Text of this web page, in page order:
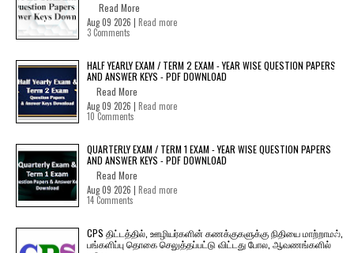
Read More
Aug 09 2026 | Read more
3 Comments
HALF YEARLY EXAM / TERM 2 EXAM - YEAR WISE QUESTION PAPERS
AND ANSWER KEYS - PDF DOWNLOAD
Read More
Aug 09 2026 | Read more
10 Comments
QUARTERLY EXAM / TERM 1 EXAM - YEAR WISE QUESTION PAPERS
AND ANSWER KEYS - PDF DOWNLOAD
Read More
Aug 09 2026 | Read more
14 Comments
CPS திட்டத்தில், ஊழியர்களின் கணக்குகளுக்கு நிதியை மாற்றாமல்,
பங்களிப்பு தொகை செலுத்தப்பட்டு விட்டது போல, ஆவணங்களில்